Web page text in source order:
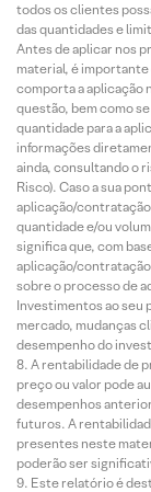
todos os clientes
das quantidades e
Antes de aplicar nos
material, é importante
comporta a aplicação
questão, bem como
quantidade para a
informações
ainda, consultando o
Risco). Caso a sua
aplicação/
quantidade e/ou
significa que, com
aplicação/contratação
sobre o processo de
Investimentos ao seu
mercado, mudanças
desempenho do
A rentabilidade de
preço ou valor pode
desempenhos
futuros. A
presentes neste
poderão ser
Este relatório é